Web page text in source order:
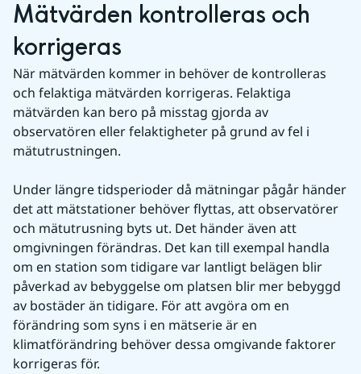
Mätvärden kontrolleras och
korrigeras
När mätvärden kommer in behöver de kontrolleras
och felaktiga mätvärden korrigeras. Felaktiga
mätvärden kan bero på misstag gjorda av
observatören eller felaktigheter på grund av fel i
mätutrustningen.
Under längre tidsperioder då mätningar pågår händer
det att mätstationer behöver flyttas, att observatörer
och mätutrusning byts ut. Det händer även att
omgivningen förändras. Det kan till exempal handla
om en station som tidigare var lantligt belägen blir
påverkad av bebyggelse om platsen blir mer bebyggd
av bostäder än tidigare. För att avgöra om en
förändring som syns i en mätserie är en
klimatförändring behöver dessa omgivande faktorer
korrigeras för.